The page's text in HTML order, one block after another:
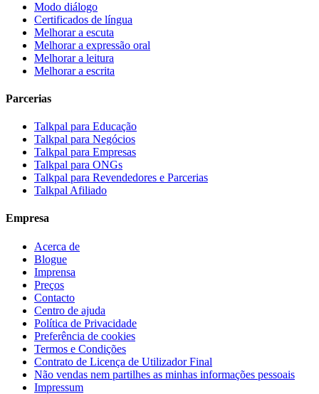
Modo diálogo
Certificados de língua
Melhorar a escuta
Melhorar a expressão oral
Melhorar a leitura
Melhorar a escrita
Parcerias
Talkpal para Educação
Talkpal para Negócios
Talkpal para Empresas
Talkpal para ONGs
Talkpal para Revendedores e Parcerias
Talkpal Afiliado
Empresa
Acerca de
Blogue
Imprensa
Preços
Contacto
Centro de ajuda
Política de Privacidade
Preferência de cookies
Termos e Condições
Contrato de Licença de Utilizador Final
Não vendas nem partilhes as minhas informações pessoais
Impressum